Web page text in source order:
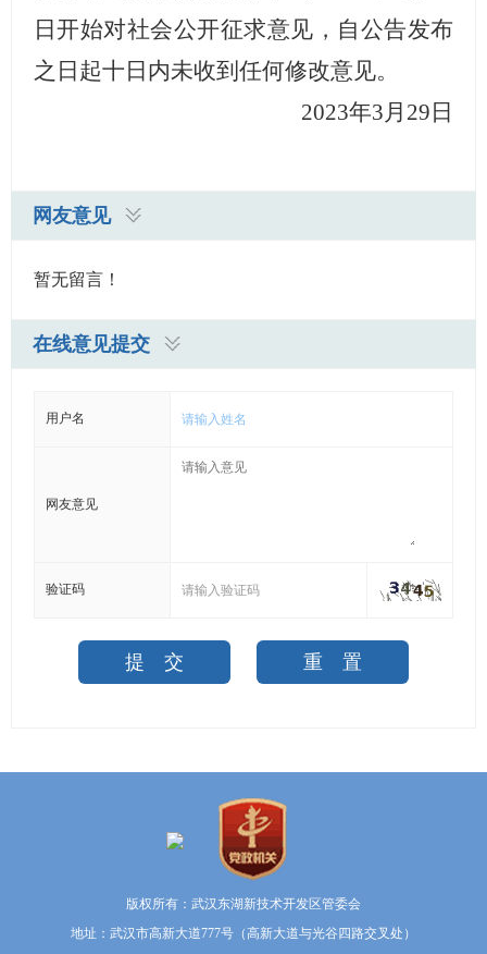
日开始对社会公开征求意见， 自公告发布
之日起十日内未收到任何修改意见。
2023年3月29日
网友意见
暂无留言！
在线意见提交
用户名
网友意见
验证码
版权所有：武汉东湖新技术开发区管委会
地址：武汉市高新大道777号（高新大道与光谷四路交叉处）